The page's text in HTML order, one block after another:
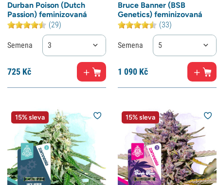
Durban Poison (Dutch
Passion) feminizovaná
(29)
Semena 3
725 Kč
Bruce Banner (BSB
Genetics) feminizovaná
(33)
Semena 5
1 090 Kč
15% sleva 15% sleva